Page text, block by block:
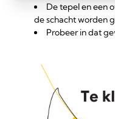
De tepel en een
de schacht worden
Probeer in dat